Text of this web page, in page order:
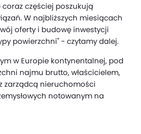
coraz częściej poszukują
W najbliższych miesiącach
oferty i budowę inwestycji
powierzchni" - czytamy dalej.
w Europie kontynentalnej, pod
najmu brutto, właścicielem,
zarządcą nieruchomości
notowanym na